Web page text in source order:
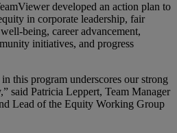
developed an action plan to
in corporate leadership, fair
being, career advancement,
initiatives, and progress
this program underscores our strong
said Patricia Leppert, Team Manager
Lead of the Equity Working Group